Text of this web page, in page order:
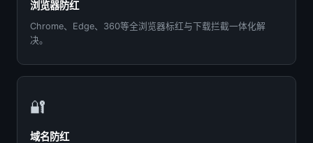
浏览器防红
Chrome、Edge、360等全浏览器标红与下载拦截一体化解
决。
🔐
域名防红